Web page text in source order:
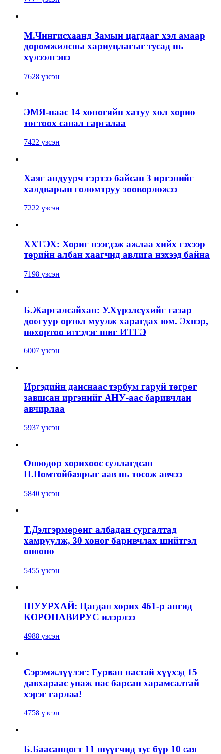
М.Чингисхаанд Замын цагдааг хэл амаар
доромжилсны хариуцлагыг тусад нь
хүлээлгэнэ
7628 үзсэн
ЭМЯ-наас 14 хоногийн хатуу хөл хорио
тогтоох санал гаргалаа
7422 үзсэн
Хаяг андуурч гэртээ байсан 3 иргэнийг
халдварын голомтруу зөөвөрлөжээ
7222 үзсэн
ХХТЭХ: Хориг нээгдэж ажлаа хийх гэхээр
төрийн албан хаагчид авлига нэхээд байна
7198 үзсэн
Б.Жаргалсайхан: У.Хүрэлсүхийг газар
доогуур ортол муулж харагдах юм. Эхнэр,
нөхөртөө итгэдэг шиг ИТГЭ
6007 үзсэн
Иргэдийн данснаас тэрбум гаруй төгрөг
завшсан иргэнийг АНУ-аас баривчлан
авчирлаа
5937 үзсэн
Өнөөдөр хорихоос суллагдсан
Н.Номтойбаярыг аав нь тосож авчээ
5840 үзсэн
Т.Дэлгэрмөрөнг албадан сургалтад
хамруулж, 30 хоног баривчлах шийтгэл
онооно
5455 үзсэн
ШУУРХАЙ: Цагдан хорих 461-р ангид
КОРОНАВИРУС илэрлээ
4988 үзсэн
Сэрэмжлүүлэг: Гурван настай хүүхэд 15
давхараас унаж нас барсан харамсалтай
хэрэг гарлаа!
4758 үзсэн
Б.Баасанцогт 11 шүүгчид тус бүр 10 сая